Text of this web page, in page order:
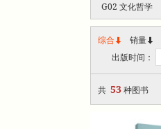
G02 文化哲学
综合 销量
出版时间：
共 53种图书